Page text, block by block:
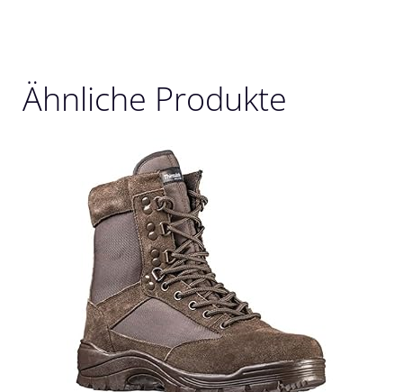
Ähnliche Produkte